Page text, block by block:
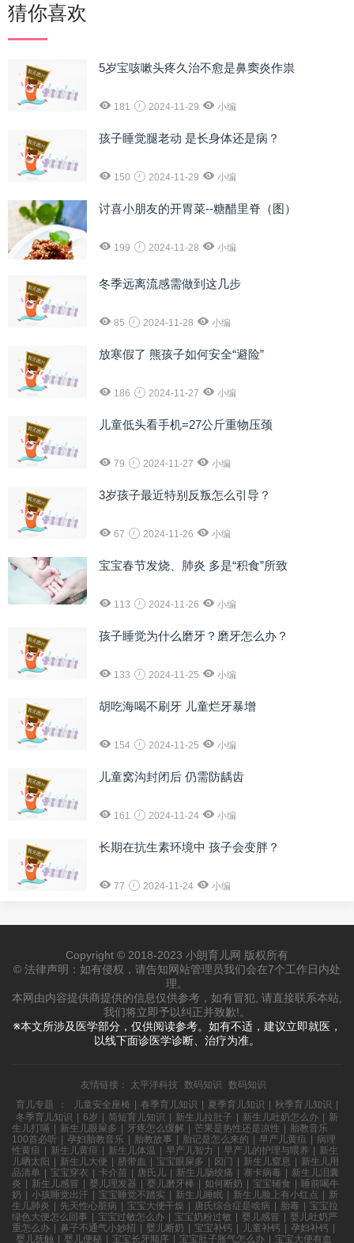
猜你喜欢
5岁宝咳嗽头疼久治不愈是鼻窦炎作祟
181 2024-11-29 小编
孩子睡觉腿老动 是长身体还是病？
150 2024-11-29 小编
讨喜小朋友的开胃菜--糖醋里脊（图）
199 2024-11-28 小编
冬季远离流感需做到这几步
85 2024-11-28 小编
放寒假了 熊孩子如何安全“避险”
186 2024-11-27 小编
儿童低头看手机=27公斤重物压颈
79 2024-11-27 小编
3岁孩子最近特别反叛怎么引导？
67 2024-11-26 小编
宝宝春节发烧、肺炎 多是“积食”所致
113 2024-11-26 小编
孩子睡觉为什么磨牙？磨牙怎么办？
133 2024-11-25 小编
胡吃海喝不刷牙 儿童烂牙暴增
154 2024-11-25 小编
儿童窝沟封闭后 仍需防龋齿
161 2024-11-24 小编
长期在抗生素环境中 孩子会变胖？
77 2024-11-24 小编
Copyright © 2018-2023 小朗育儿网 版权所有
© 法律声明：如有侵权，请告知网站管理员我们会在7个工作日内处
理。
本网由内容提供商提供的信息仅供参考，如有冒犯, 请直接联系本站,
我们将立即予以纠正并致歉!。
※本文所涉及医学部分，仅供阅读参考。如有不适，建议立即就医，
以线下面诊医学诊断、治疗为准。
友情链接： 太平洋科技 数码知识
数码知识
育儿专题
： 儿童安全座椅 春季育儿知识 夏季育儿知识 秋季育儿知识
冬季育儿知识
6岁 简短育儿知识 新生儿拉肚子 新生儿吐奶怎么办
新
生儿打嗝
新生儿眼屎多 牙疼怎么缓解 芒果是热性还是凉性
胎教音乐
100首必听
孕妇胎教音乐 胎教故事 胎记是怎么来的 早产儿黄疸
病理
性黄疸
新生儿黄疸 新生儿体温 早产儿智力 早产儿的护理与喂养
新生
儿晒太阳
新生儿大便 脐带血 宝宝眼屎多 囟门 新生儿窒息
新生儿用
品清单
宝宝穿衣 卡介苗 唐氏儿 新生儿肠绞痛 寨卡病毒
新生儿泪囊
炎
新生儿感冒 婴儿理发器 婴儿磨牙棒 如何断奶 宝宝辅食
睡前喝牛
奶
小孩睡觉出汗 宝宝睡觉不踏实 新生儿睡眠 新生儿脸上有小红点
新
生儿肺炎
先天性心脏病 宝宝大便干燥 唐氏综合症是啥病 胎毒
宝宝拉
绿色大便怎么回事
宝宝过敏怎么办 宝宝奶粉过敏 婴儿感冒
婴儿吐奶严
重怎么办
鼻子不通气小妙招 婴儿断奶 宝宝补钙 儿童补钙 孕妇补钙
婴儿抚触
婴儿便秘 宝宝长牙顺序 宝宝肚子胀气怎么办 宝宝大便有血